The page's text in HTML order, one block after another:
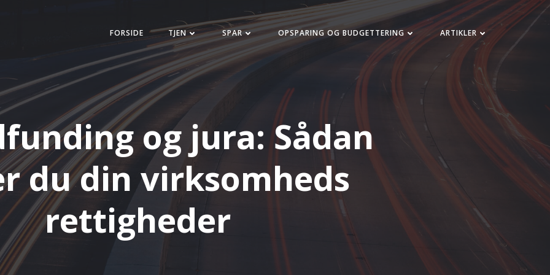
FORSIDE TJEN SPAR OPSPARING OG BUDGETTERING ARTIKLER
og jura: Sådan
du din virksomheds
rettigheder